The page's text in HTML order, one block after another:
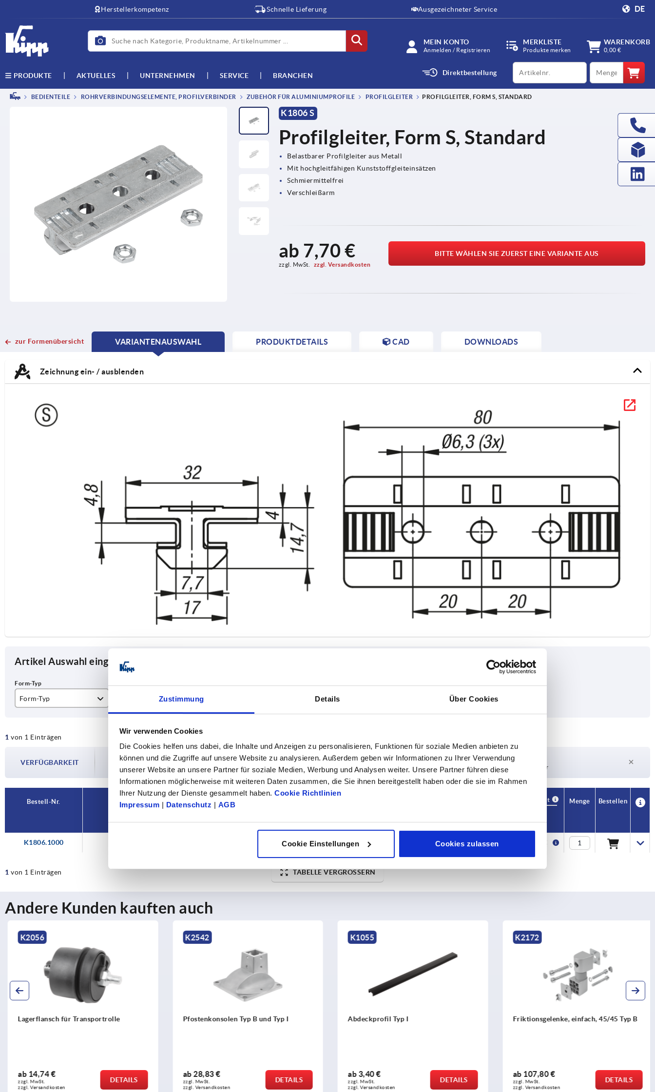
Zustimmung Details Über Cookies
Wir verwenden Cookies
Die Cookies helfen uns dabei, die Inhalte und Anzeigen zu personalisieren, Funktionen für soziale Medien anbieten zu
können und die Zugriffe auf unsere Website zu analysieren. Außerdem geben wir Informationen zu Ihrer Verwendung
unserer Website an unsere Partner für soziale Medien, Werbung und Analysen weiter. Unsere Partner führen diese
Informationen möglicherweise mit weiteren Daten zusammen, die Sie ihnen bereitgestellt haben oder die sie im Rahmen
Ihrer Nutzung der Dienste gesammelt haben. Cookie Richtlinien
Impressum | Datenschutz | AGB
Cookie Einstellungen Cookies zulassen
Herstellerkompetenz Schnelle Lieferung Ausgezeichneter Service DE
MEIN KONTO
Anmelden / Registrieren
MERKLISTE
Produkte merken
WARENKORB
0,00 €
PRODUKTE AKTUELLES UNTERNEHMEN SERVICE BRANCHEN Direktbestellung
productCode qty
BEDIENTEILE ROHRVERBINDUNGSELEMENTE, PROFILVERBINDER ZUBEHÖR FÜR ALUMINIUMPROFILE PROFILGLEITER PROFILGLEITER, FORM S, STANDARD
K1806 S
Profilgleiter, Form S, Standard
Belastbarer Profilgleiter aus Metall
Mit hochgleitfähigen Kunststoffgleiteinsätzen
Schmiermittelfrei
Verschleißarm
ab 7,70 €
zzgl. MwSt. zzgl. Versandkosten
BITTE WÄHLEN SIE ZUERST EINE VARIANTE AUS
zur Formenübersicht
VARIANTENAUSWAHL
CURRENT
CURRENT
PRODUKTDETAILS CAD DOWNLOADS
Zeichnung ein- / ausblenden
Artikel Auswahl eingrenzen
Form-Typ
1 von 1 Einträgen
VERFÜGBARKEIT
Die Verfügbarkeiten werden in regelmäßigen Abständen mehrmals täglich aktualisiert.
Im finalen Schritt vor Abschluss Ihrer Bestellung erfahren Sie das bestätigte
Versanddatum.
1-3 Tage
Lieferzeit auf Anfrage
4-20 Tage
Derzeit nicht auf Lager
Bestell-Nr.
Verfügbarkeit
Menge Bestellen
K1806.1000 7,70 €
1 von 1 Einträgen TABELLE VERGRÖSSERN
Andere Kunden kauften auch
K2056
Lagerflansch für Transportrolle
ab14,74 €
zzgl. MwSt.
zzgl. Versandkosten
DETAILS
K2542
Pfostenkonsolen Typ B und Typ I
ab28,83 €
zzgl. MwSt.
zzgl. Versandkosten
DETAILS
K1055
Abdeckprofil Typ I
ab3,40 €
zzgl. MwSt.
zzgl. Versandkosten
DETAILS
K2172
Friktionsgelenke, einfach, 45/45 Typ B
ab107,80 €
zzgl. MwSt.
zzgl. Versandkosten
DETAILS